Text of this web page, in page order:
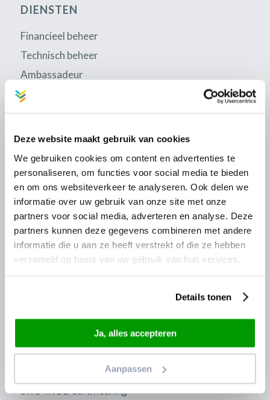
Deze website maakt gebruik van cookies
We gebruiken cookies om content en advertenties te
personaliseren, om functies voor social media te bieden
en om ons websiteverkeer te analyseren. Ook delen we
informatie over uw gebruik van onze site met onze
partners voor social media, adverteren en analyse. Deze
partners kunnen deze gegevens combineren met andere
informatie die u aan ze heeft verstrekt of die ze hebben
verzameld op basis van uw gebruik van hun services.
Details tonen
Ja, alles accepteren
Aanpassen
DIENSTEN
Financieel beheer
Technisch beheer
Ambassadeur
Algemene voorwaarden
Groot VvE beheer
SKG-IKOB certificering